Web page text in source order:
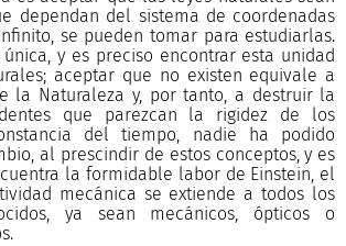
dependan del sistema de coordenadas
se pueden tomar para estudiarlas.
y es preciso encontrar esta unidad
aceptar que no existen equivale a
la Naturaleza y, por tanto, a destruir la
que parezcan la rigidez de los
del tiempo, nadie ha podido
al prescindir de estos conceptos, y es
la formidable labor de Einstein, el
mecánica se extiende a todos los
ya sean mecánicos, ópticos o